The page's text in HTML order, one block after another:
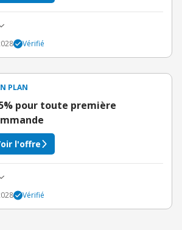
Vérifié
PLAN
pour toute première
l'offre
Vérifié